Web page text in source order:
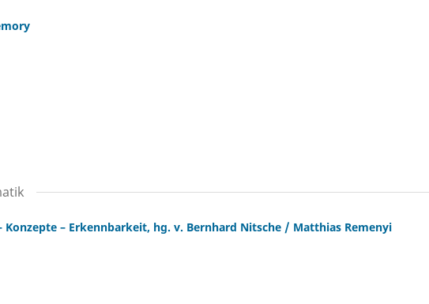
– Erkennbarkeit, hg. v. Bernhard Nitsche / Matthias Remenyi